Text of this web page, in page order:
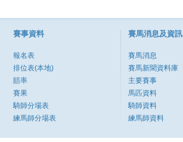
賽事資料
報名表
排位表(本地)
賠率
賽果
騎師分場表
練馬師分場表
賽馬消息及資訊
賽馬消息
賽馬新聞資料庫
主要賽事
馬匹資料
騎師資料
練馬師資料